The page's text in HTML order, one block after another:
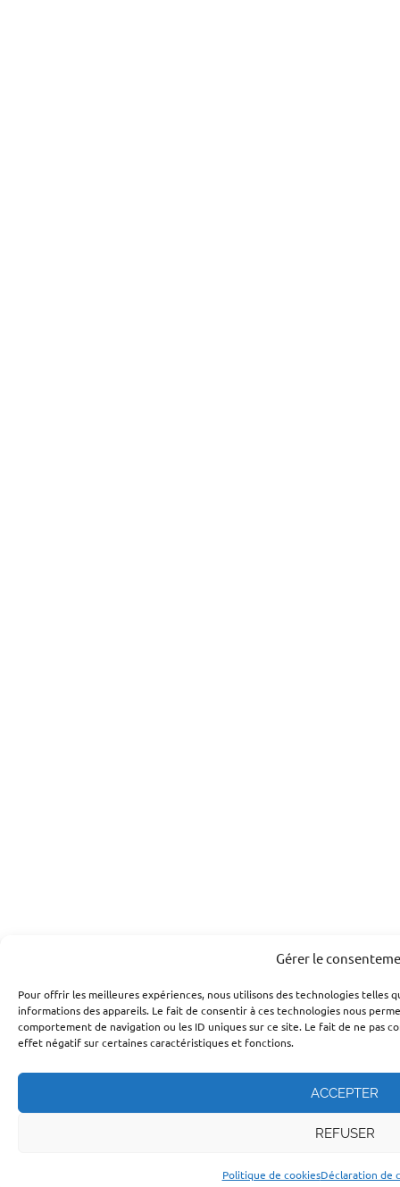
Gérer le
Pour offrir les meilleures expériences, nous utilisons des technologies telles
informations des appareils. Le fait de consentir à ces technologies nous
comportement de navigation ou les ID uniques sur ce site. Le fait de ne pas
effet négatif sur certaines caractéristiques et fonctions.
ACCEPTER
REFUSER
Politique de cookiesDéclaration de